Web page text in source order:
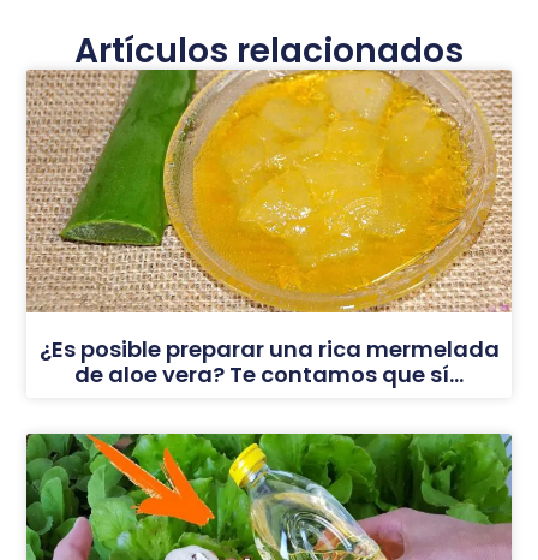
Artículos relacionados
¿Es posible preparar una rica mermelada
de aloe vera? Te contamos que sí…